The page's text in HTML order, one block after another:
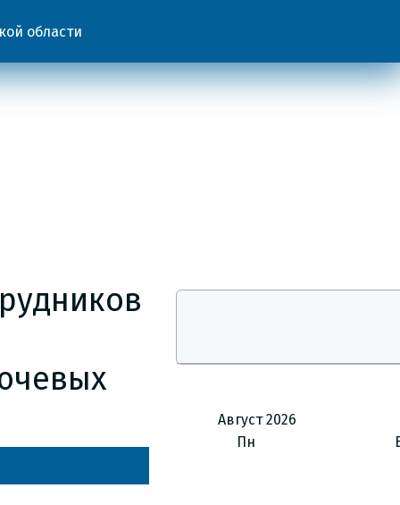
области
Август 2026
Пн